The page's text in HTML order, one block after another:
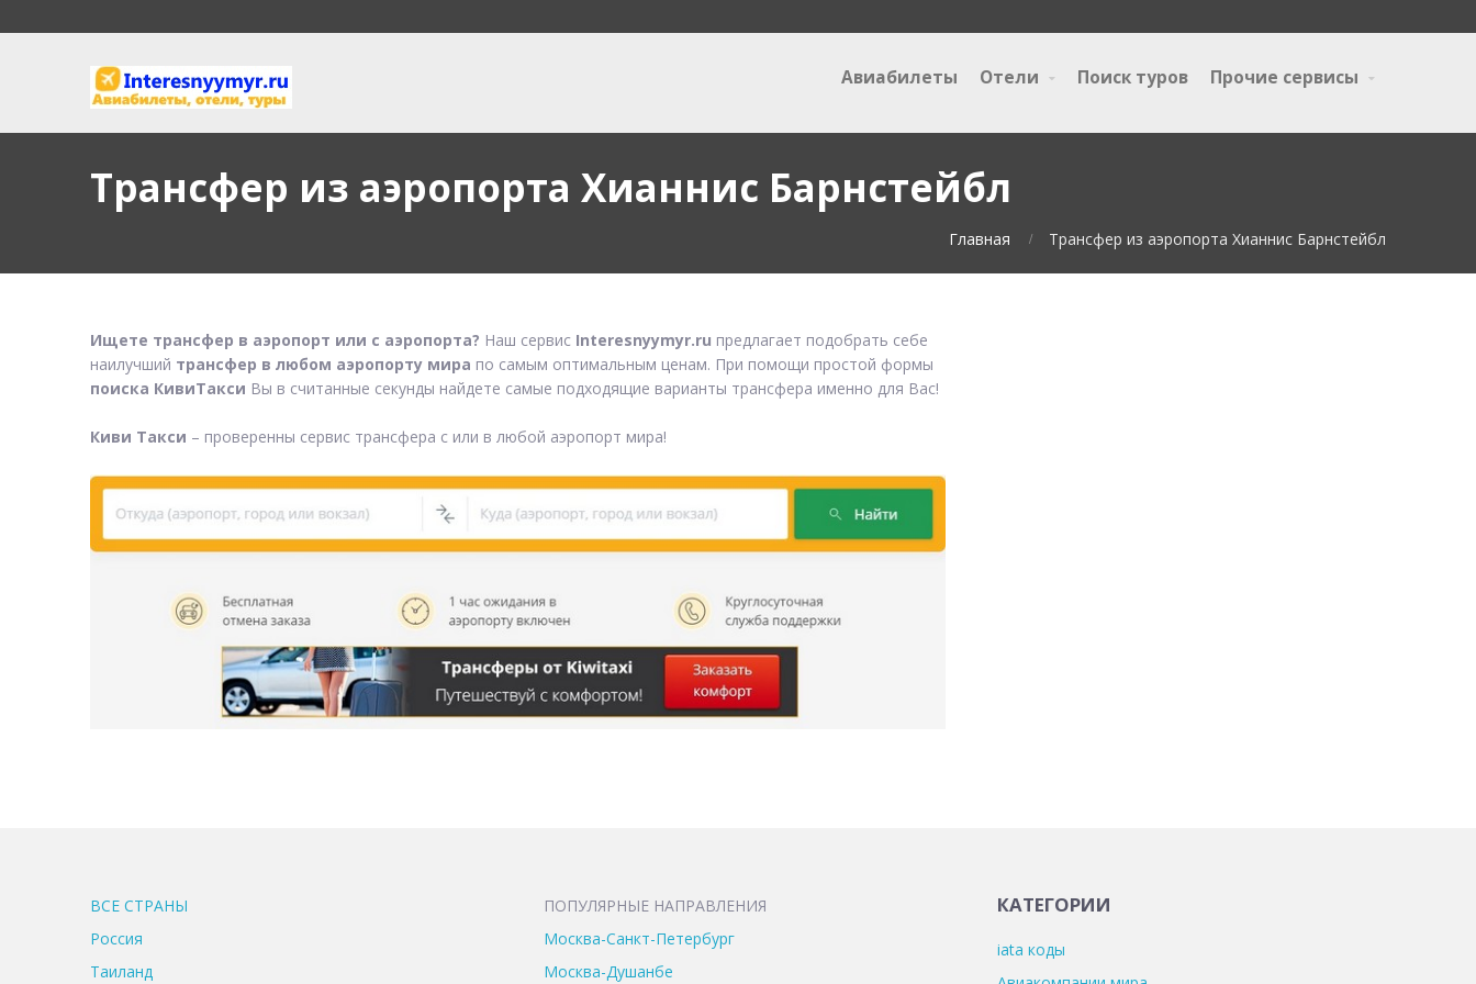
Авиабилеты Отели Поиск туров Прочие сервисы
Трансфер из аэропорта Хианнис Барнстейбл
Главная Трансфер из аэропорта Хианнис Барнстейбл
Ищете трансфер в аэропорт или с аэропорта? Наш сервис Interesnyymyr.ru предлагает подобрать себе
наилучший трансфер в любом аэропорту мира по самым оптимальным ценам. При помощи простой формы
поиска КивиТакси Вы в считанные секунды найдете самые подходящие варианты трансфера именно для Вас!
Киви Такси – проверенны сервис трансфера с или в любой аэропорт мира!
ВСЕ CТРАНЫ
Россия
Таиланд
ПОПУЛЯРНЫЕ НАПРАВЛЕНИЯ
Москва-Санкт-Петербург
Москва-Душанбе
КАТЕГОРИИ
iata коды